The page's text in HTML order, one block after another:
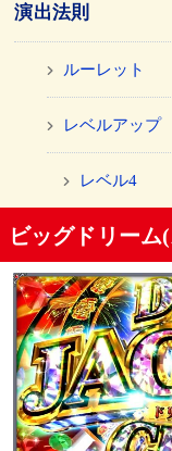
演出法則
ルーレット
レベルアップ
レベル4
プレミアム演
裏ボタン
あわせてチェック
ビッグドリー